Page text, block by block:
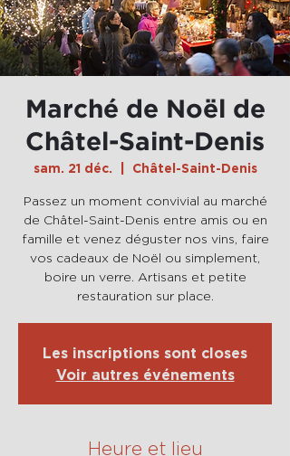
Marché de Noël de
Châtel-Saint-Denis
sam. 21 déc. Châtel-Saint-Denis
Passez un moment convivial au marché
de Châtel-Saint-Denis entre amis ou en
famille et venez déguster nos vins, faire
vos cadeaux de Noël ou simplement,
boire un verre. Artisans et petite
restauration sur place.
Les inscriptions sont closes
Voir autres événements
Heure et lieu